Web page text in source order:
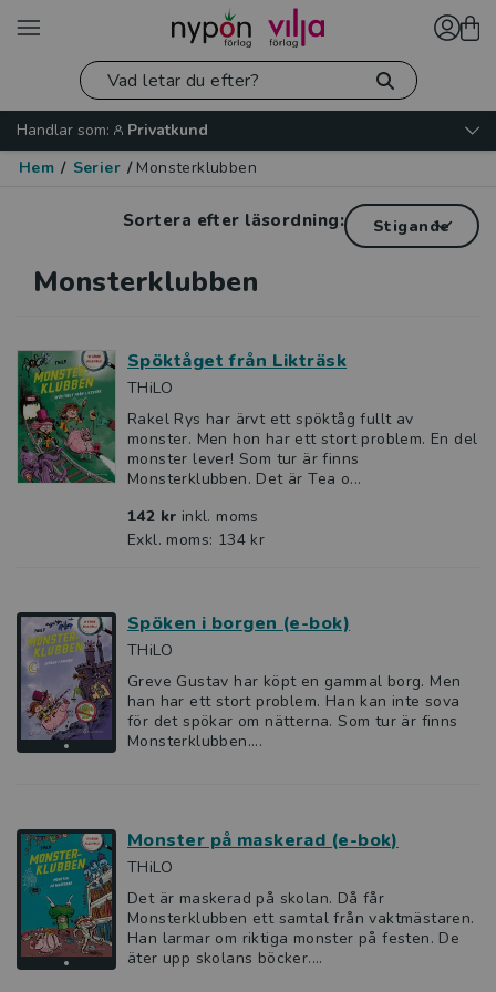
Handlar som:
Privatkund
Hem / Serier / Monsterklubben
Sortera efter läsordning:
Monsterklubben
Spöktåget från Likträsk
THiLO
Rakel Rys har ärvt ett spöktåg fullt av
monster. Men hon har ett stort problem. En del
monster lever! Som tur är finns
Monsterklubben. Det är Tea o...
142 kr inkl. moms
Exkl. moms: 134 kr
Spöken i borgen (e-bok)
THiLO
Greve Gustav har köpt en gammal borg. Men
han har ett stort problem. Han kan inte sova
för det spökar om nätterna. Som tur är finns
Monsterklubben....
Monster på maskerad (e-bok)
THiLO
Det är maskerad på skolan. Då får
Monsterklubben ett samtal från vaktmästaren.
Han larmar om riktiga monster på festen. De
äter upp skolans böcker....